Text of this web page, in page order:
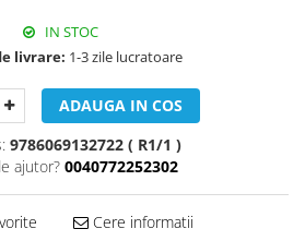
IN STOC
livrare: 1-3 zile lucratoare
ADAUGA IN COS
9786069132722 ( R1/1 )
ajutor? 0040772252302
Cere informatii